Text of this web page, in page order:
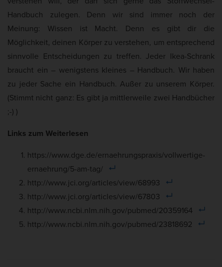
Handbuch zulegen. Denn wir sind immer noch der
Meinung: Wissen ist Macht. Denn es gibt dir die
Möglichkeit, deinen Körper zu verstehen, um entsprechend
sinnvolle Entscheidungen zu treffen. Jeder Ikea-Schrank
braucht ein – wenigstens kleines – Handbuch. Wir haben
zu jeder Sache ein Handbuch. Außer zu unserem Körper.
(Stimmt nicht ganz: Es gibt ja mittlerweile zwei Handbücher
;-) )
Links zum Weiterlesen
https://www.dge.de/ernaehrungspraxis/vollwertige-
ernaehrung/5-am-tag/
http://www.jci.org/articles/view/68993
http://www.jci.org/articles/view/67803
http://www.ncbi.nlm.nih.gov/pubmed/20359164
http://www.ncbi.nlm.nih.gov/pubmed/23818692